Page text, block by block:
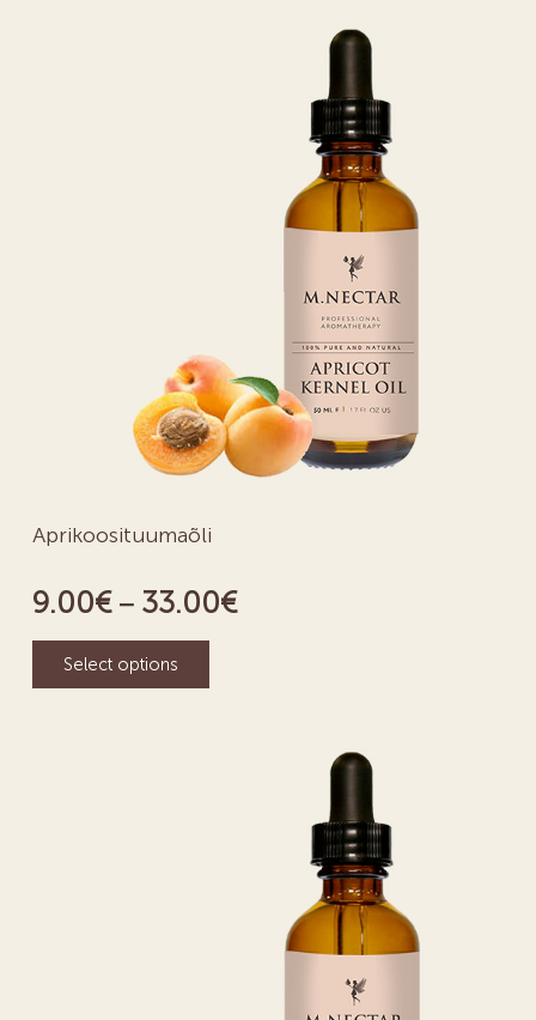
Aprikoosituumaõli
9.00€– 33.00€
Select options